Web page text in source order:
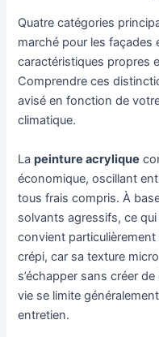
Quatre catégories
marché pour les façades
caractéristiques propres
Comprendre ces
avisé en fonction de
climatique.
Lapeinture acrylique
économique, oscillant
tous frais compris. À
solvants agressifs, ce
convient
crépi, car sa texture
s’échapper sans créer
vie se limite
entretien.